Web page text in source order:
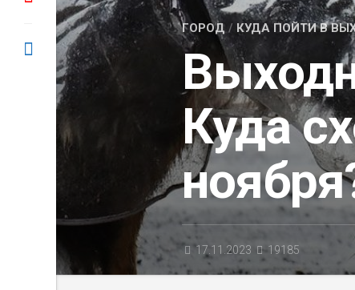
ГОРОД/ КУДА ПОЙТИ В
Куда
17.11.2023 19185